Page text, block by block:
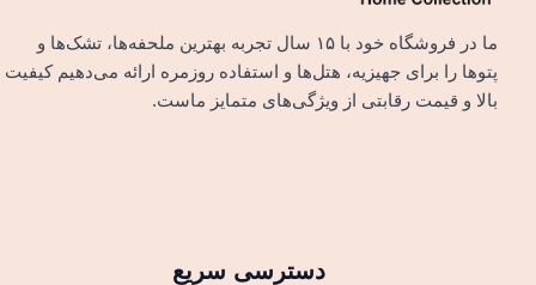
ما در فروشگاه خود با ۱۵ سال تجربه بهترین ملحفه‌ها، تشک‌ها و
پتوها را برای جهیزیه، هتل‌ها و استفاده روزمره ارائه می‌دهیم کیفیت
بالا و قیمت رقابتی از ویژگی‌های متمایز ماست.
دسترسی سریع